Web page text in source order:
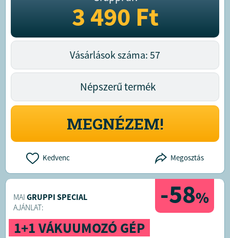
3 490Ft
Vásárlások száma: 57
Népszerű termék
MEGNÉZEM!
Kedvenc Megosztás
-58%
MAI GRUPPI SPECIAL
AJÁNLAT:
1+1 VÁKUUMOZÓ GÉP